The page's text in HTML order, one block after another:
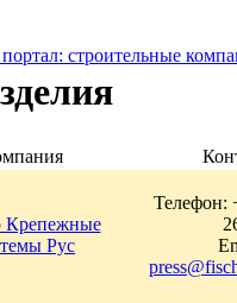
строительные
Рус
Телефон: